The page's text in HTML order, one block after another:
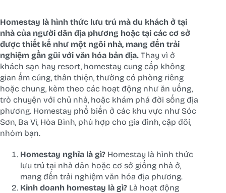
Homestay là hình thức lưu trú mà du khách ở tại
nhà của người dân địa phương hoặc tại các cơ sở
được thiết kế như một ngôi nhà, mang đến trải
nghiệm gần gũi với văn hóa bản địa. Thay vì ở
khách sạn hay resort, homestay cung cấp không
gian ấm cúng, thân thiện, thường có phòng riêng
hoặc chung, kèm theo các hoạt động như ăn uống,
trò chuyện với chủ nhà, hoặc khám phá đời sống địa
phương. Homestay phổ biến ở các khu vực như Sóc
Sơn, Ba Vì, Hòa Bình, phù hợp cho gia đình, cặp đôi,
nhóm bạn.
Homestay nghĩa là gì? Homestay là hình thức
lưu trú tại nhà dân hoặc cơ sở giống nhà ở,
mang đến trải nghiệm văn hóa địa phương.
Kinh doanh homestay là gì? Là hoạt động